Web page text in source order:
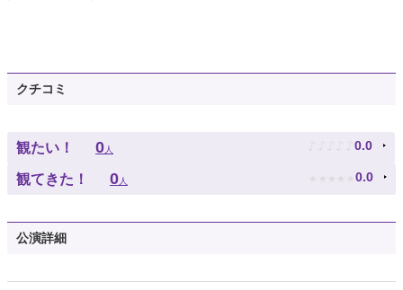
クチコミ
観たい！ 0人 ♪ ♪ ♪ ♪ ♪ 0.0
観てきた！ 0人 ★ ★ ★ ★ ★ 0.0
公演詳細